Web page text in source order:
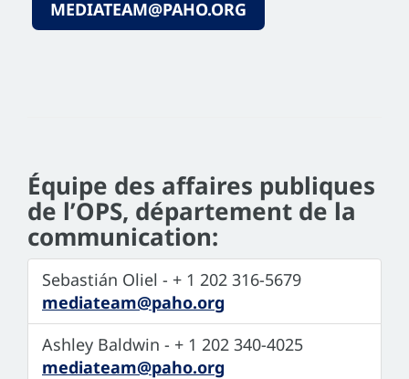
MEDIATEAM@PAHO.ORG
Équipe des affaires publiques
de l’OPS, département de la
communication:
Sebastián Oliel - + 1 202 316-5679
mediateam@paho.org
Ashley Baldwin - + 1 202 340-4025
mediateam@paho.org